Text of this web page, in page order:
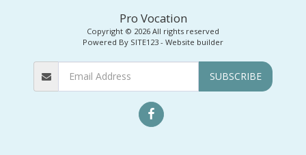
Pro Vocation
Copyright © 2026 All rights reserved
Powered By SITE123 - Website builder
SUBSCRIBE